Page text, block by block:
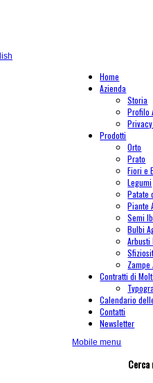
Home
Azienda
Storia
Profilo
Prodotti
Orto
Prato
Fiori e
Legumi
Patate
Piante
Semi
Bulbi
Arbusti
Zampe
Contratti di
Calendario
Contatti
Newsletter
Mobile menu
Cerca